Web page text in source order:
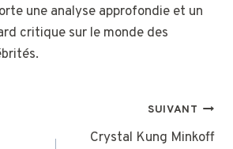
une analyse approfondie et un
critique sur le monde des
SUIVANT
Crystal Kung Minkoff